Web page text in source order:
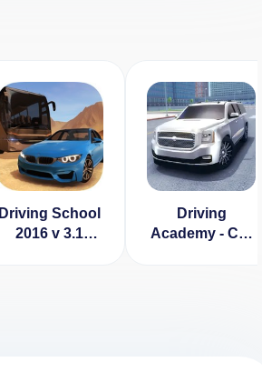
Driving School
2016 v 3.1
Driving
Academy - Car